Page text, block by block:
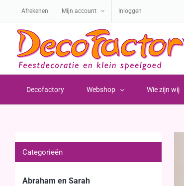
inhoud
Afrekenen Mijn account Inloggen
Decofactory Webshop Wie zijn wij
Categorieën
Abraham en Sarah